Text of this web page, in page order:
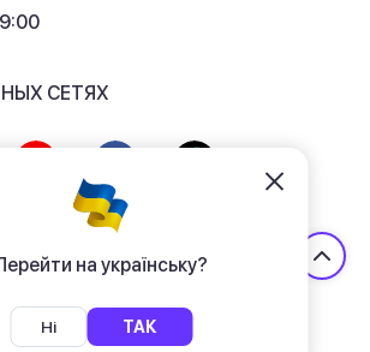
на українську?
Ні ТАК
СЕТЯХ
публичной оферты
конфиденциальности